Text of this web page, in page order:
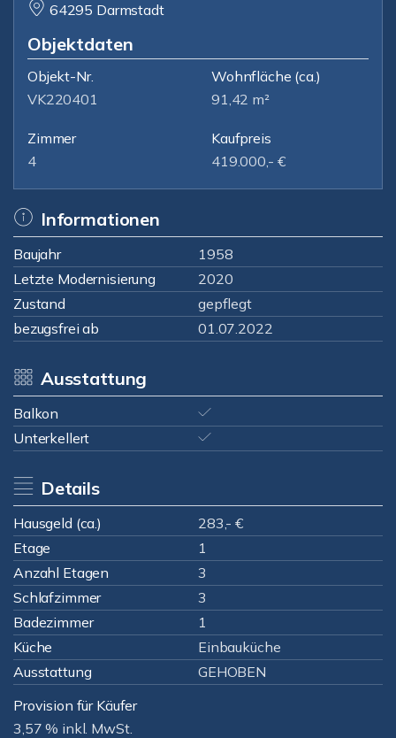
64295 Darmstadt
Objektdaten
Objekt-Nr.
VK220401
Wohnfläche (ca.)
91,42 m²
Zimmer
4
Kaufpreis
419.000,- €
Informationen
Baujahr
1958
Letzte Modernisierung
2020
Zustand
gepflegt
bezugsfrei ab
01.07.2022
Ausstattung
Balkon
Unterkellert
Details
Hausgeld (ca.)
283,- €
Etage
1
Anzahl Etagen
3
Schlafzimmer
3
Badezimmer
1
Küche
Einbauküche
Ausstattung
GEHOBEN
Provision für Käufer
3,57 % inkl. MwSt.